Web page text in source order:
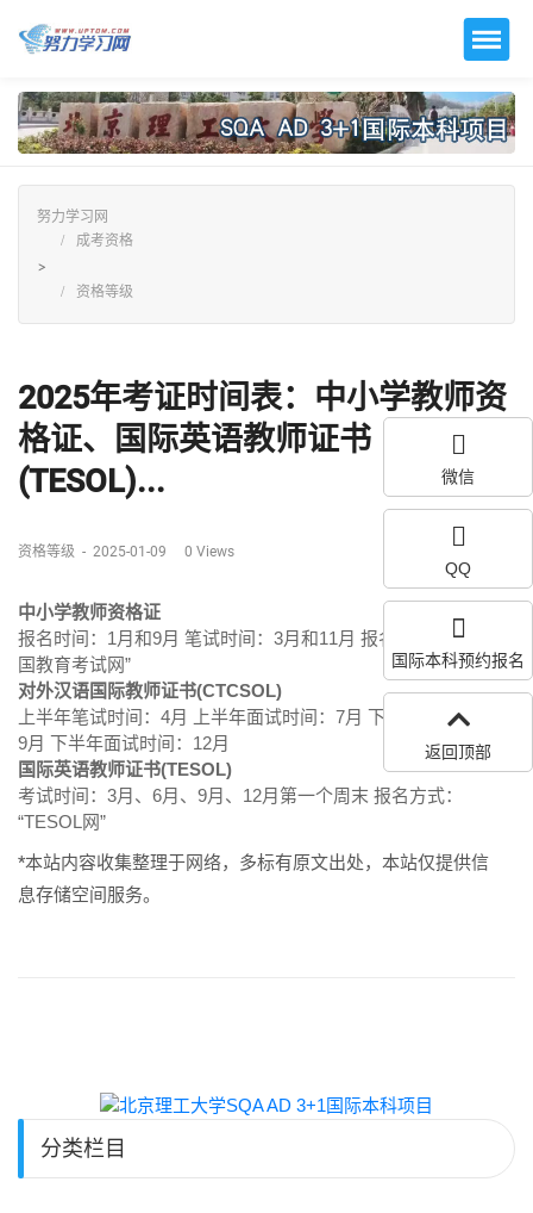
努力学习网
成考资格
>
资格等级
2025年考证时间表：中小学教师资
格证、国际英语教师证书
(TESOL)...
资格等级 - 2025-01-09 0 Views
中小学教师资格证
报名时间：1月和9月 笔试时间：3月和11月 报名方式：登陆“中
国教育考试网”
对外汉语国际教师证书(CTCSOL)
上半年笔试时间：4月 上半年面试时间：7月 下半年笔试时间：
9月 下半年面试时间：12月
国际英语教师证书(TESOL)
考试时间：3月、6月、9月、12月第一个周末 报名方式：
“TESOL网”
*本站内容收集整理于网络，多标有原文出处，本站仅提供信
息存储空间服务。
分类栏目
微信
QQ
国际本科预约报名
返回顶部